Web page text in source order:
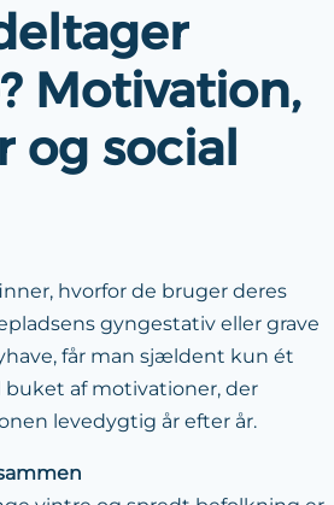
Motivation,
og social
hvorfor de bruger deres
gyngestativ eller grave
får man sjældent kun ét
buket af motivationer, der
levedygtig år efter år.